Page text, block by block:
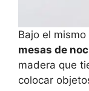
Bajo el
mesas de
madera que
colocar